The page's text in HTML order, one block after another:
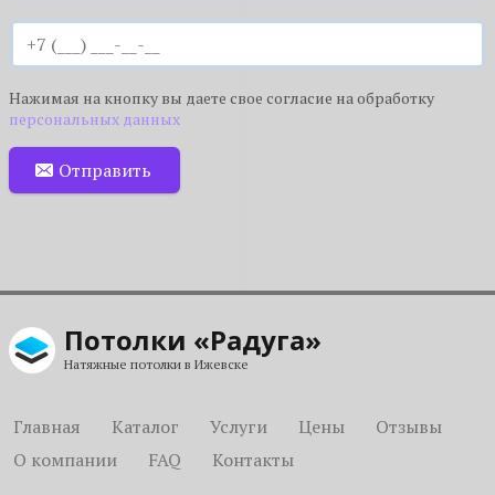
Нажимая на кнопку вы даете свое согласие на обработку
персональных данных
Отправить
Потолки «Радуга»
Натяжные потолки в Ижевске
Главная Каталог Услуги Цены
Отзывы
О компании
FAQ Контакты